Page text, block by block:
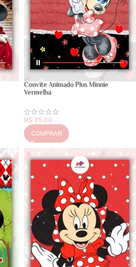
Convite Animado Plus Minnie
Vermelha
R$ 75,00
COMPRAR